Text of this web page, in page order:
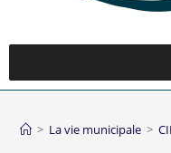
> La vie municipale >